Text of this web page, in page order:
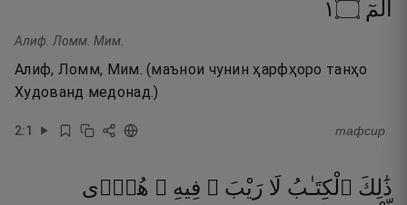
الٓمٓ ۝١
Алиф. Ломм. Мим.
Алиф, Ломм, Мим. (маънои чунин ҳарфҳоро танҳо
Худованд медонад.)
2:1 тафсир
ذَٰلِكَ ٱلْكِتَـٰبُ لَا رَيْبَ ۛ فِيهِ ۛ هُدًۭى